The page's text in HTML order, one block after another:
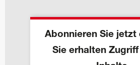
Abonnieren Sie jetzt
Sie erhalten